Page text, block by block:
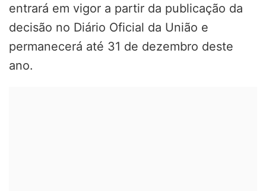
entrará em vigor a partir da publicação da
decisão no Diário Oficial da União e
permanecerá até 31 de dezembro deste
ano.